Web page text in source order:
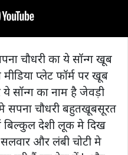
चौधरी का ये सॉन्ग खूब
प्लेट फॉर्म पर खूब
सॉन्ग का नाम है जेवड़ी
सपना चौधरी बहुतखूबसूरत
देशी लूक मे दिख
और लंबी चोटी मे